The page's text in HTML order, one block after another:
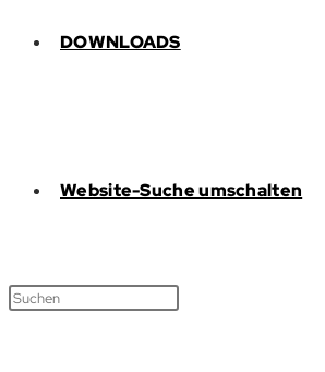
DOWNLOADS
Website-Suche umschalten